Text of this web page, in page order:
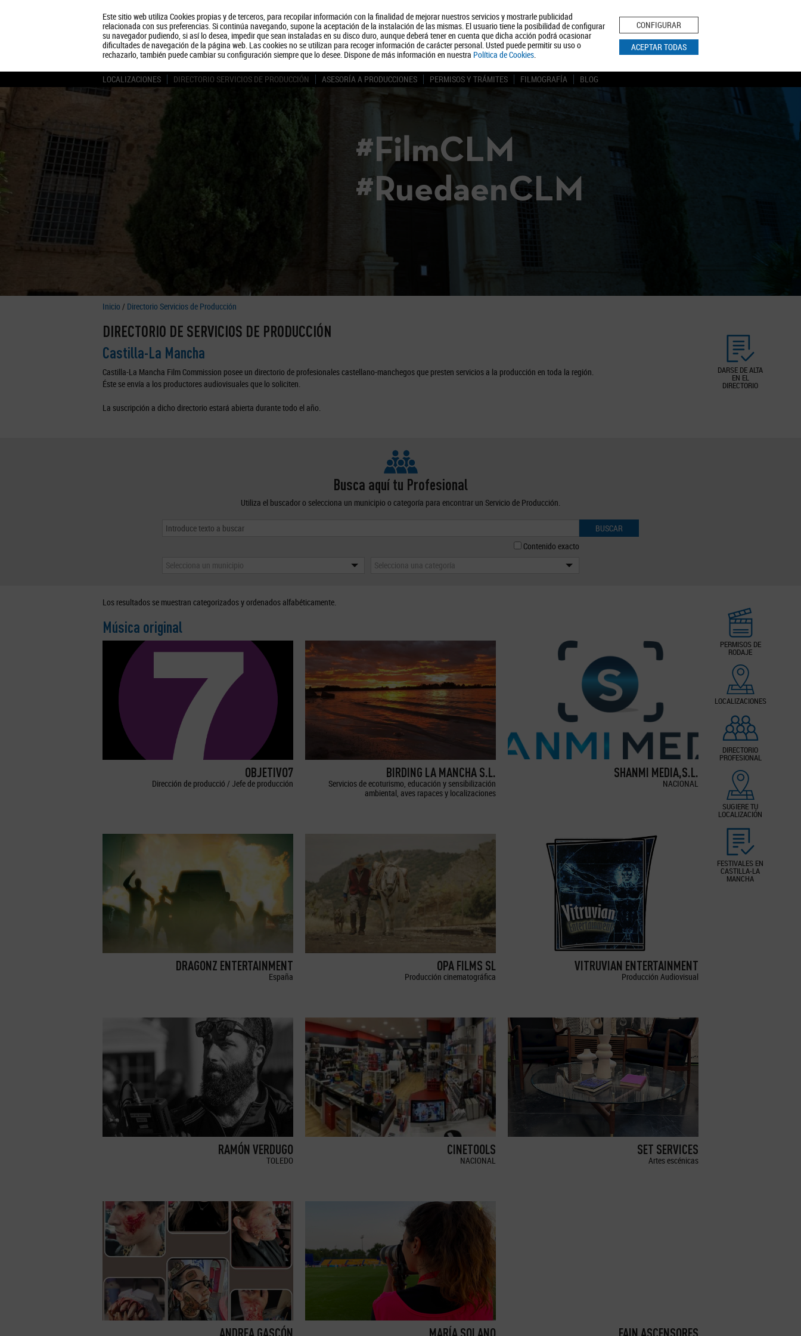
Este sitio web utiliza Cookies propias y de terceros, para recopilar información con la finalidad de mejorar nuestros servicios y mostrarle publicidad
relacionada con sus preferencias. Si continúa navegando, supone la aceptación de la instalación de las mismas. El usuario tiene la posibilidad de configurar
su navegador pudiendo, si así lo desea, impedir que sean instaladas en su disco duro, aunque deberá tener en cuenta que dicha acción podrá ocasionar
dificultades de navegación de la página web. Las cookies no se utilizan para recoger información de carácter personal. Usted puede permitir su uso o
rechazarlo, también puede cambiar su configuración siempre que lo desee. Dispone de más información en nuestra Política de Cookies.
CONFIGURAR
ACEPTAR TODAS
Quiénes somos Turismo Política de Privacidad Aviso Legal Política de Cookies
BUSCAR
LOCALIZACIONES DIRECTORIO SERVICIOS DE PRODUCCIÓN ASESORÍA A PRODUCCIONES PERMISOS Y TRÁMITES FILMOGRAFÍA BLOG
#FilmCLM
#RuedaenCLM
Inicio / Directorio Servicios de Producción
DARSE DE ALTA
EN EL
DIRECTORIO
DIRECTORIO DE SERVICIOS DE PRODUCCIÓN
Castilla-La Mancha
Castilla-La Mancha Film Commission posee un directorio de profesionales castellano-manchegos que presten servicios a la producción en toda la región.
Éste se envía a los productores audiovisuales que lo soliciten.
La suscripción a dicho directorio estará abierta durante todo el año.
Busca aquí tu Profesional
Utiliza el buscador o selecciona un municipio o categoría para encontrar un Servicio de Producción.
BUSCAR
Contenido exacto
Selecciona un municipio
Selecciona una categoría
PERMISOS DE
RODAJE
LOCALIZACIONES
DIRECTORIO
PROFESIONAL
SUGIERE TU
LOCALIZACIÓN
FESTIVALES EN
CASTILLA-LA
MANCHA
Los resultados se muestran categorizados y ordenados alfabéticamente.
Música original
OBJETIVO7
Dirección de producció / Jefe de producción
BIRDING LA MANCHA S.L.
Servicios de ecoturismo, educación y sensibilización
ambiental, aves rapaces y localizaciones
SHANMI MEDIA,S.L.
NACIONAL
DRAGONZ ENTERTAINMENT
España
OPA FILMS SL
Producción cinematográfica
VITRUVIAN ENTERTAINMENT
Producción Audiovisual
RAMÓN VERDUGO
TOLEDO
CINETOOLS
NACIONAL
SET SERVICES
Artes escénicas
ANDREA GASCÓN MARÍA SOLANO FAIN ASCENSORES